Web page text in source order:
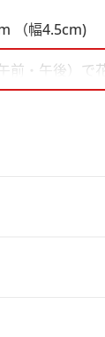
（幅4.5cm)
・午後）で
でにご自宅で
ざいます。